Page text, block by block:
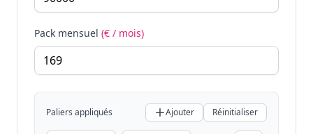
Pack mensuel (€ / mois)
Paliers appliqués Ajouter Réinitialiser